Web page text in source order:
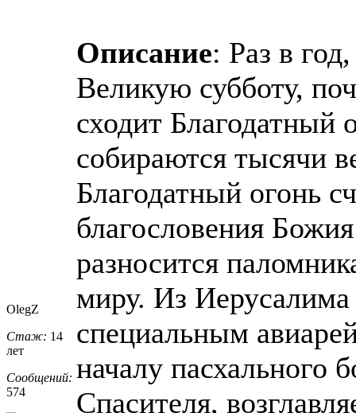
OlegZ
Стаж: 14
лет
Сообщений:
574
Описание: Раз в
Великую субботу,
сходит Благодатный
собираются тысячи
Благодатный огонь
благословения
разносится
миру. Из Иерусалима
специальным
началу пасхального
Спасителя,